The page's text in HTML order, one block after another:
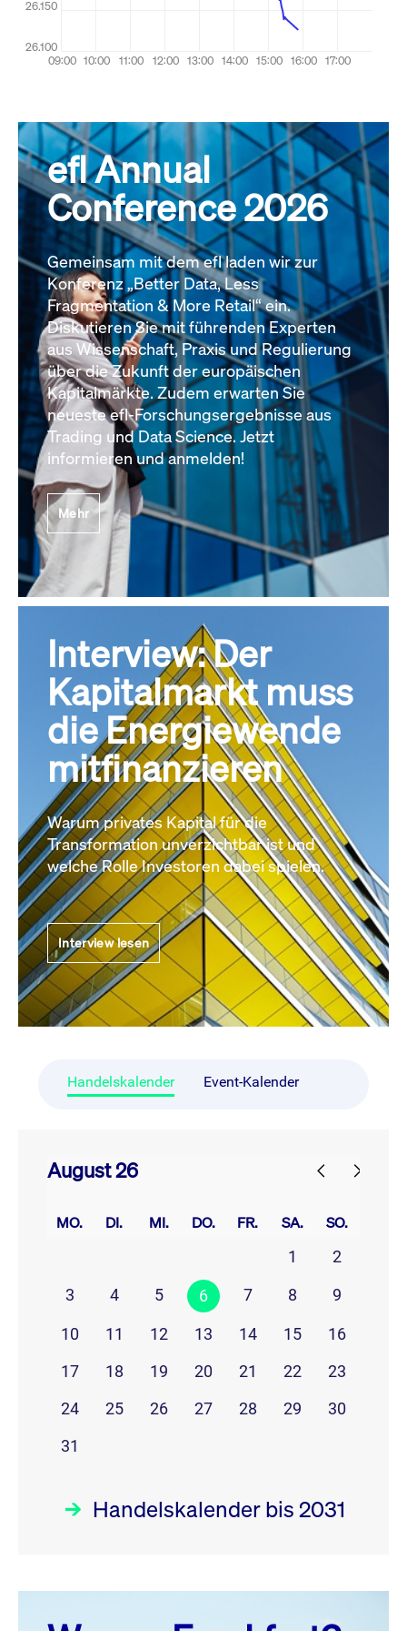
efl Annual
Conference 2026
Gemeinsam mit dem efl laden wir zur
Konferenz „Better Data, Less
Fragmentation & More Retail“ ein.
Diskutieren Sie mit führenden Experten
aus Wissenschaft, Praxis und Regulierung
über die Zukunft der europäischen
Kapitalmärkte. Zudem erwarten Sie
neueste efl-Forschungsergebnisse aus
Trading und Data Science. Jetzt
informieren und anmelden!
Mehr
Interview: Der
Kapitalmarkt muss
die Energiewende
mitfinanzieren
Warum privates Kapital für die
Transformation unverzichtbar ist und
welche Rolle Investoren dabei spielen.
Interview lesen
Handelskalender Event-Kalender
August 26
MO. DI. MI. DO. FR. SA. SO.
1
2
3
4 5 6 7 8 9
10 11 12 13 14 15
16
17
18 19 20 21 22
23
24
25 26 27 28 29
30
31
Handelskalender bis 2031
August 26